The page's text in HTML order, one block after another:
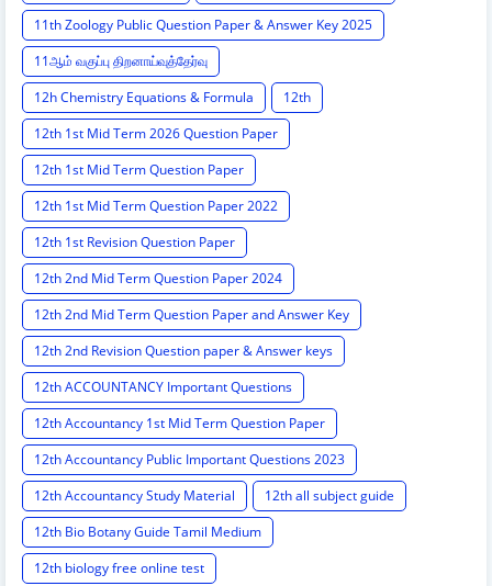
11th Zoology Public Question Paper & Answer Key 2025
11ஆம் வகுப்பு திறனாய்வுத்தேர்வு
12h Chemistry Equations & Formula
12th
12th 1st Mid Term 2026 Question Paper
12th 1st Mid Term Question Paper
12th 1st Mid Term Question Paper 2022
12th 1st Revision Question Paper
12th 2nd Mid Term Question Paper 2024
12th 2nd Mid Term Question Paper and Answer Key
12th 2nd Revision Question paper & Answer keys
12th ACCOUNTANCY Important Questions
12th Accountancy 1st Mid Term Question Paper
12th Accountancy Public Important Questions 2023
12th Accountancy Study Material
12th all subject guide
12th Bio Botany Guide Tamil Medium
12th biology free online test